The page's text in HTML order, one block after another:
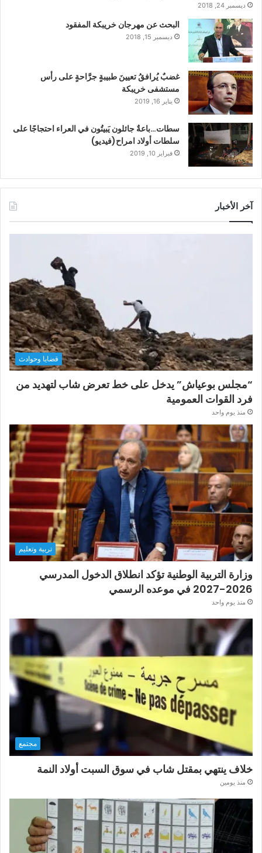
ديسمبر 24, 2018
البحث عن مهرجان خريبكة المفقود
ديسمبر 15, 2018
غضبٌ يُرافقُ تعيينَ طبيبةٍ جرَّاحةٍ على رأس
مستشفى خريبكة
يناير 16, 2019
سطات…باعةٌ جائلون يَبيتُون في العراء احتجاجًا على
سلطات أولاد امراح(فيديو)
فبراير 10, 2019
آخر الأخبار
قضايا وحوادث
“مجلس بوعياش” يدخل على خط تعرض شاب لتهديد من
فرد القوات العمومية
منذ يوم واحد
تربية وتعليم
وزارة التربية الوطنية تؤكد انطلاق الدخول المدرسي
2026-2027 في موعده الرسمي
منذ يوم واحد
مجتمع
خلاف ينتهي بمقتل شاب في سوق السبت أولاد النمة
منذ يومين